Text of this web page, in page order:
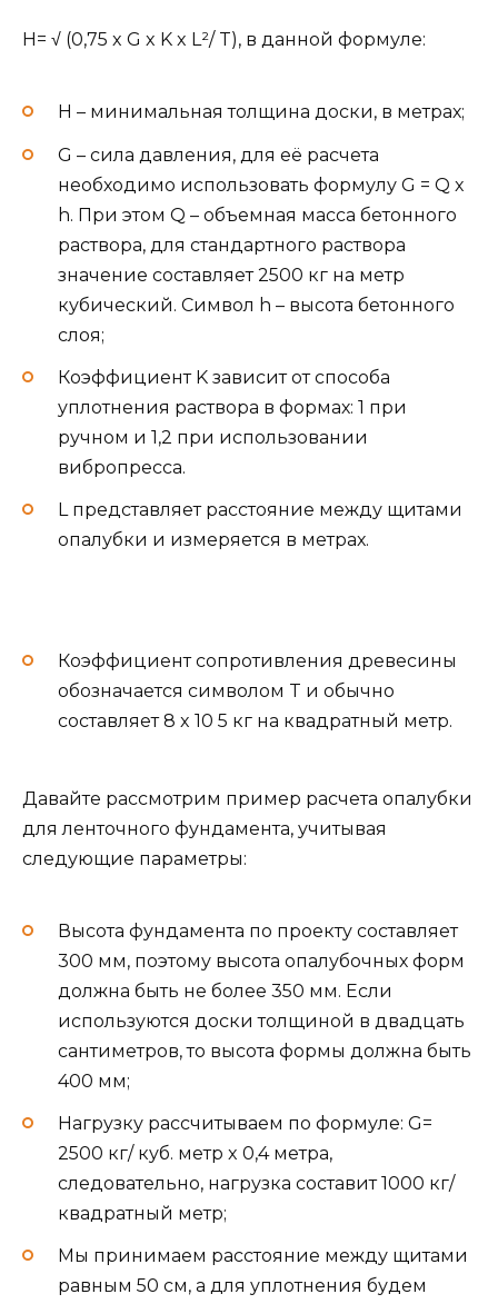
H= √ (0,75 x G x K x L²/ T), в данной формуле:
H – минимальная толщина доски, в метрах;
G – сила давления, для её расчета
необходимо использовать формулу G = Q x
h. При этом Q – объемная масса бетонного
раствора, для стандартного раствора
значение составляет 2500 кг на метр
кубический. Символ h – высота бетонного
слоя;
Коэффициент K зависит от способа
уплотнения раствора в формах: 1 при
ручном и 1,2 при использовании
вибропресса.
L представляет расстояние между щитами
опалубки и измеряется в метрах.
Коэффициент сопротивления древесины
обозначается символом T и обычно
составляет 8 x 10 5 кг на квадратный метр.
Давайте рассмотрим пример расчета опалубки
для ленточного фундамента, учитывая
следующие параметры:
Высота фундамента по проекту составляет
300 мм, поэтому высота опалубочных форм
должна быть не более 350 мм. Если
используются доски толщиной в двадцать
сантиметров, то высота формы должна быть
400 мм;
Нагрузку рассчитываем по формуле: G=
2500 кг/ куб. метр x 0,4 метра,
следовательно, нагрузка составит 1000 кг/
квадратный метр;
Мы принимаем расстояние между щитами
равным 50 см, а для уплотнения будем